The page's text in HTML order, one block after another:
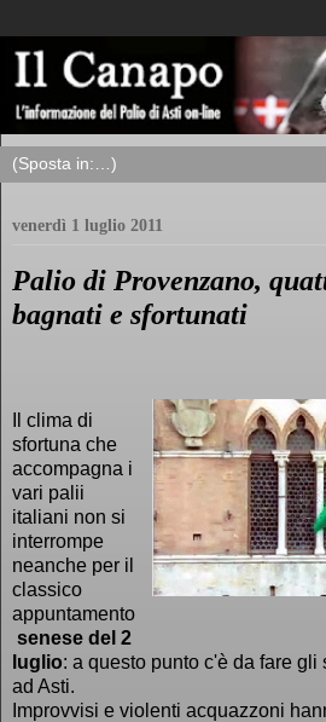
venerdì 1 luglio 2011
Palio di Provenzano,
bagnati e sfortunati
Il clima di
sfortuna che
accompagna i
vari palii
italiani non si
interrompe
neanche per il
classico
appuntamento
senese del 2
luglio: a questo punto c'è da fare
ad Asti.
Improvvisi e violenti acquazzoni